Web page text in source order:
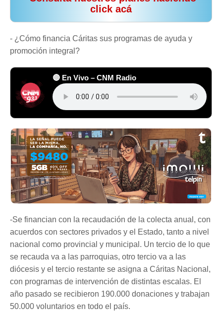
click acá
- ¿Cómo financia Cáritas sus programas de ayuda y
promoción integral?
🔴 En Vivo – CNM Radio
-Se financian con la recaudación de la colecta anual, con
acuerdos con sectores privados y el Estado, tanto a nivel
nacional como provincial y municipal. Un tercio de lo que
se recauda va a las parroquias, otro tercio va a las
diócesis y el tercio restante se asigna a Cáritas Nacional,
con programas de intervención de distintas escalas. El
año pasado se recibieron 190.000 donaciones y trabajan
50.000 voluntarios en todo el país.